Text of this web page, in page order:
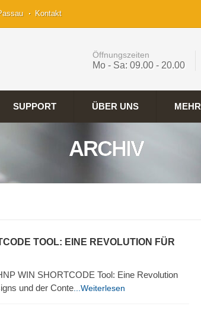
Kontakt
Öffnungszeiten
Mo - Sa: 09.00 - 20.00
SUPPORT ÜBER UNS MEHR
ARCHIV
TOOL: EINE REVOLUTION FÜR
WIN SHORTCODE Tool: Eine Revolution
und der Conte ...Weiterlesen